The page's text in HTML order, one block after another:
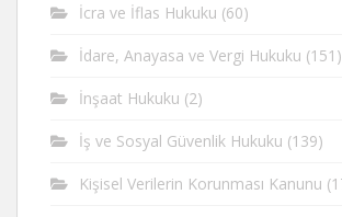
İcra ve İflas Hukuku (60)
İdare, Anayasa ve Vergi Hukuku (151)
İnşaat Hukuku (2)
İş ve Sosyal Güvenlik Hukuku (139)
Kişisel Verilerin Korunması Kanunu